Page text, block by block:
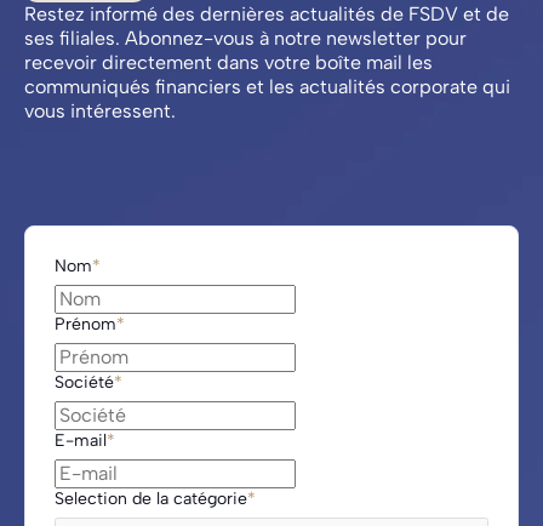
Restez informé des dernières actualités de FSDV et de
ses filiales. Abonnez-vous à notre newsletter pour
recevoir directement dans votre boîte mail les
communiqués financiers et les actualités corporate qui
vous intéressent.
«*»
indique
les
champs
nécessaires
Nom*
Prénom*
Société*
E-mail*
Selection de la catégorie*